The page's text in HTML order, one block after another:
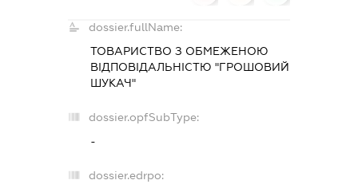
dossier.fullName:
ТОВАРИСТВО З ОБМЕЖЕНОЮ
ВІДПОВІДАЛЬНІСТЮ "ГРОШОВИЙ
ШУКАЧ"
dossier.opfSubType:
-
dossier.edrpo: